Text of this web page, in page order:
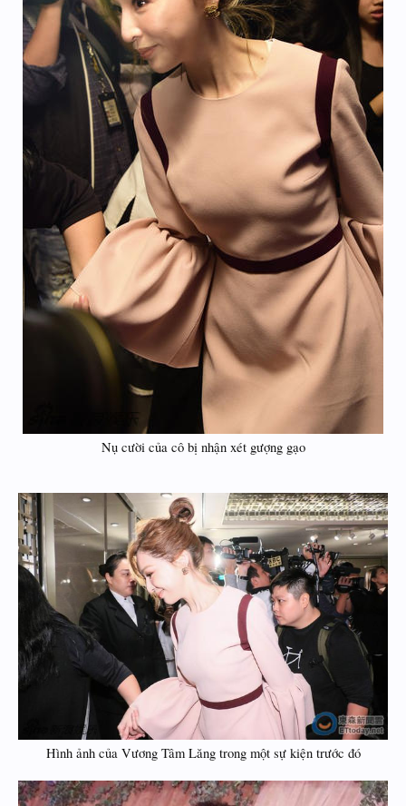
Nụ cười của cô bị nhận xét gượng gạo
Hình ảnh của Vương Tâm Lăng trong một sự kiện trước đó​